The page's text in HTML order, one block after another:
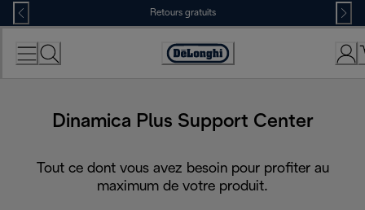
Skip
to
Content
Retours gratuits
Déclaration
Dinamica Plus Support Center
Tout ce dont vous avez besoin pour profiter au
maximum de votre produit.